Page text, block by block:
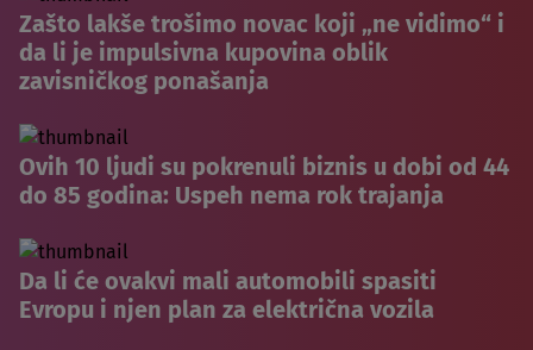
Zašto lakše trošimo novac koji „ne vidimo“ i
da li je impulsivna kupovina oblik
zavisničkog ponašanja
Ovih 10 ljudi su pokrenuli biznis u dobi od 44
do 85 godina: Uspeh nema rok trajanja
Da li će ovakvi mali automobili spasiti
Evropu i njen plan za električna vozila